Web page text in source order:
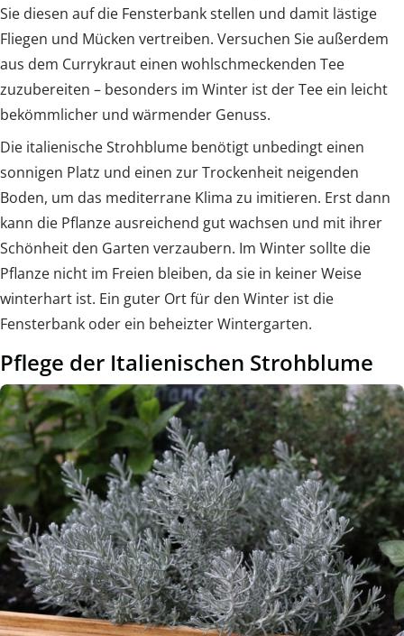
Sie diesen auf die Fensterbank stellen und damit lästige
Fliegen und Mücken vertreiben. Versuchen Sie außerdem
aus dem Currykraut einen wohlschmeckenden Tee
zuzubereiten – besonders im Winter ist der Tee ein leicht
bekömmlicher und wärmender Genuss.
Die italienische Strohblume benötigt unbedingt einen
sonnigen Platz und einen zur Trockenheit neigenden
Boden, um das mediterrane Klima zu imitieren. Erst dann
kann die Pflanze ausreichend gut wachsen und mit ihrer
Schönheit den Garten verzaubern. Im Winter sollte die
Pflanze nicht im Freien bleiben, da sie in keiner Weise
winterhart ist. Ein guter Ort für den Winter ist die
Fensterbank oder ein beheizter Wintergarten.
Pflege der Italienischen Strohblume